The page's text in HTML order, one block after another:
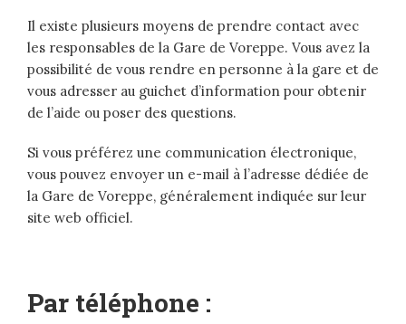
Il existe plusieurs moyens de prendre contact avec
les responsables de la Gare de Voreppe. Vous avez la
possibilité de vous rendre en personne à la gare et de
vous adresser au guichet d’information pour obtenir
de l’aide ou poser des questions.
Si vous préférez une communication électronique,
vous pouvez envoyer un e-mail à l’adresse dédiée de
la Gare de Voreppe, généralement indiquée sur leur
site web officiel.
Par téléphone :